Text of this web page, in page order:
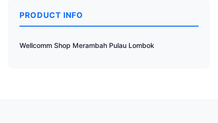
PRODUCT INFO
Wellcomm Shop Merambah Pulau Lombok